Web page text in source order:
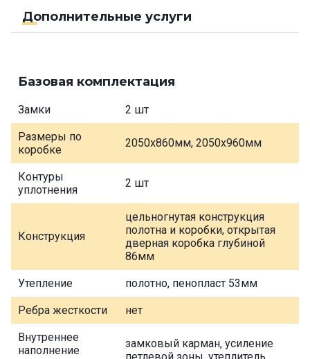
Дополнительные услуги
Базовая комплектация
Замки 2 шт
Размеры по
коробке
2050х860мм, 2050х960мм
Контуры
уплотнения
2 шт
Конструкция
цельногнутая конструкция
полотна и коробки, открытая
дверная коробка глубиной
86мм
Утепление полотно, пенопласт 53мм
Ребра жесткости нет
Внутреннее
наполнение
замковый карман, усиление
петлевой зоны, утеплитель